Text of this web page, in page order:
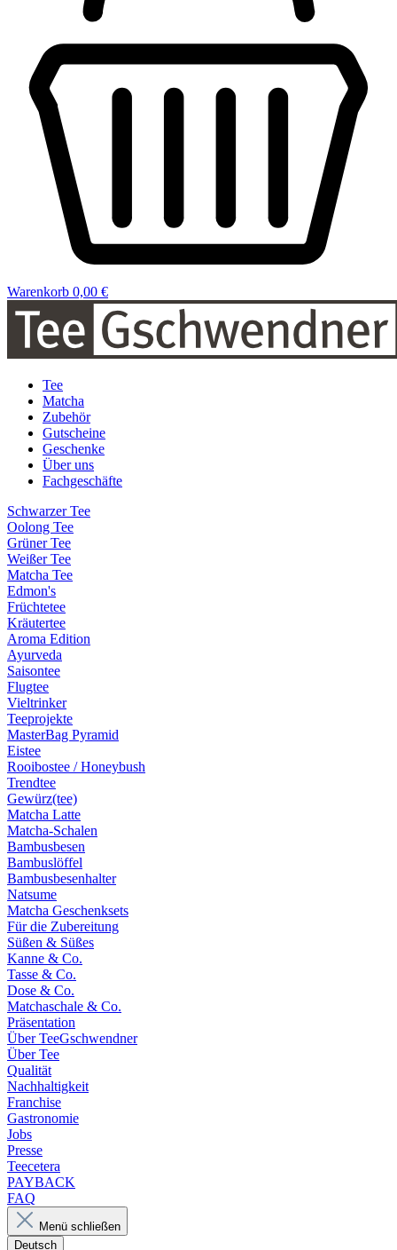
Warenkorb 0,00 €
Tee
Matcha
Zubehör
Gutscheine
Geschenke
Über uns
Fachgeschäfte
Schwarzer Tee
Oolong Tee
Grüner Tee
Weißer Tee
Matcha Tee
Edmon's
Früchtetee
Kräutertee
Aroma Edition
Ayurveda
Saisontee
Flugtee
Vieltrinker
Teeprojekte
MasterBag Pyramid
Eistee
Rooibostee / Honeybush
Trendtee
Gewürz(tee)
Matcha Latte
Matcha-Schalen
Bambusbesen
Bambuslöffel
Bambusbesenhalter
Natsume
Matcha Geschenksets
Für die Zubereitung
Süßen & Süßes
Kanne & Co.
Tasse & Co.
Dose & Co.
Matchaschale & Co.
Präsentation
Über TeeGschwendner
Über Tee
Qualität
Nachhaltigkeit
Franchise
Gastronomie
Jobs
Presse
Teecetera
PAYBACK
FAQ
Menü schließen
Deutsch